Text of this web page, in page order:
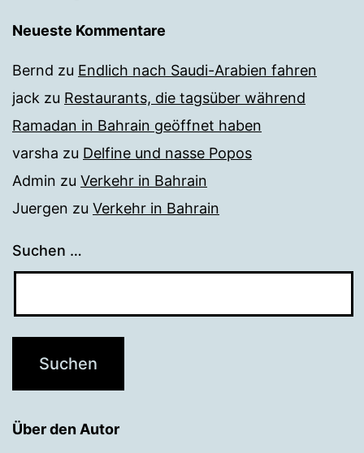
Neueste Kommentare
Bernd zu Endlich nach Saudi-Arabien fahren
jack zu Restaurants, die tagsüber während
Ramadan in Bahrain geöffnet haben
varsha zu Delfine und nasse Popos
Admin zu Verkehr in Bahrain
Juergen zu Verkehr in Bahrain
Suchen …
Über den Autor